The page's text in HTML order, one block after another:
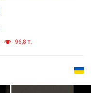
96,8 т.